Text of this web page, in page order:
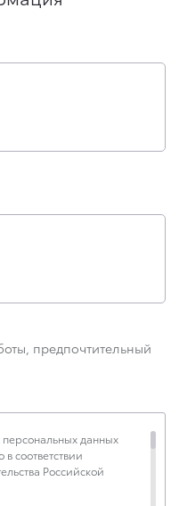
предпочтительный
персональных данных
соответствии
Российской